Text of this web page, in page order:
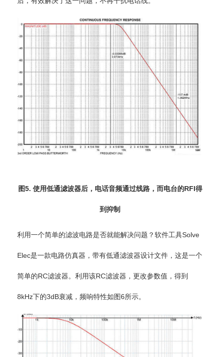
图5. 使用低通滤波器后，电话音频通过线路，而电台的RFI得
到抑制
利用一个简单的滤波电路是否就能解决问题？软件工具Solve
Elec是一款电路仿真器，带有低通滤波器设计文件，这是一个
简单的RC滤波器。利用该RC滤波器，更改参数值，得到
8kHz下的3dB衰减，频响特性如图6所示。